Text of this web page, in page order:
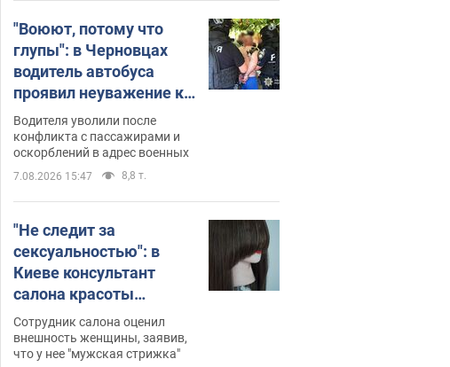
"Воюют, потому что
глупы": в Черновцах
водитель автобуса
проявил неуважение к
украинским военным и
поплатился за это.
Видео
Водителя уволили после
конфликта с пассажирами и
оскорблений в адрес военных
7.08.2026 15:47 8,8 т.
"Не следит за
сексуальностью": в
Киеве консультант
салона красоты
оскорбил женщину
после химиотерапии,
разгорелся скандал.
Сотрудник салона оценил
внешность женщины, заявив,
что у нее "мужская стрижка"